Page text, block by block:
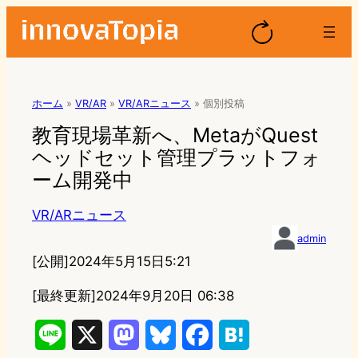
ホーム » VR/AR » VR/ARニュース » 個別投稿
教育現場革新へ、MetaがQuest
ヘッドセット管理プラットフォ
ーム開発中
VR/ARニュース
admin
[公開]2024年5月15日5:21
[最終更新]2024年9月20日 06:38